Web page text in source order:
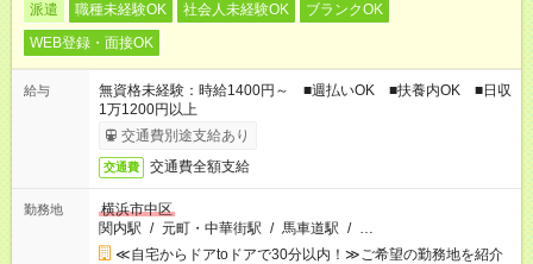
派遣 職種未経験OK 社会人未経験OK
ブランクOK
WEB登録・面接OK
給与
無資格未経験：時給1400円～ ■週払いOK ■扶養内OK ■日収
1万1200円以上
交通費別途支給あり
交通費 交通費全額支給
勤務地
横浜市中区
関内駅 / 元町・中華街駅 / 馬車道駅 / …
≪自宅からドアtoドアで30分以内！≫ご希望の勤務地を紹介